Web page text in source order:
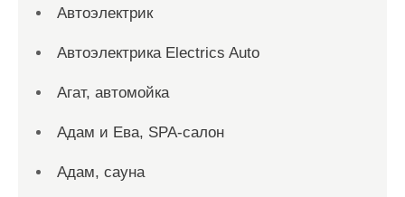
Автоэлектрик
Автоэлектрика Electrics Auto
Агат, автомойка
Адам и Ева, SPA-салон
Адам, сауна